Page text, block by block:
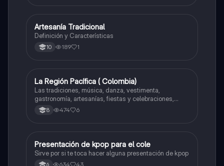
Artes
Artesanía Tradicional
Definición y Características
10 189 1
Artes
La Región Pacífica ( Colombia)
Las tradiciones, música, danza, vestimenta,
gastronomía, artesanías, fiestas y celebraciones,
medicina tradicional, ritmos e instrumentos
musicales.
8 474 6
Artes
Presentación de kpop para el cole
Sirve por si te toca hacer alguna presentación de kpop
6 634 43